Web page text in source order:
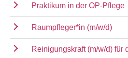
Praktikum in der OP-Pflege
Raumpfleger*in (m/w/d)
Reinigungskraft (m/w/d) für